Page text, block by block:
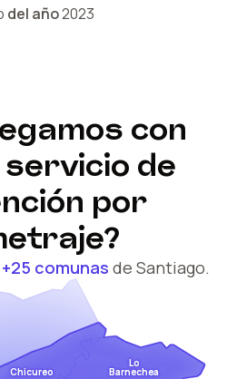
del año2023
Chicureo
Lo
Barnechea
con
de
por
+25 comunas de Santiago.